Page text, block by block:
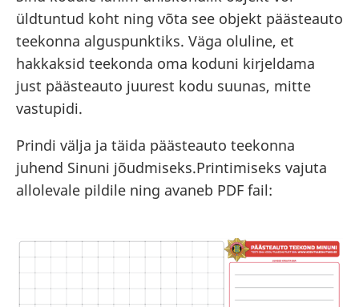
üldtuntud koht ning võta see objekt päästeauto
teekonna alguspunktiks. Väga oluline, et
hakkaksid teekonda oma koduni kirjeldama
just päästeauto juurest kodu suunas, mitte
vastupidi.
Prindi välja ja täida päästeauto teekonna
juhend Sinuni jõudmiseks.Printimiseks vajuta
allolevale pildile ning avaneb PDF fail: